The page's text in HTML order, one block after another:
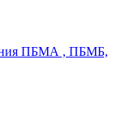
ПБМА , ПБМБ,